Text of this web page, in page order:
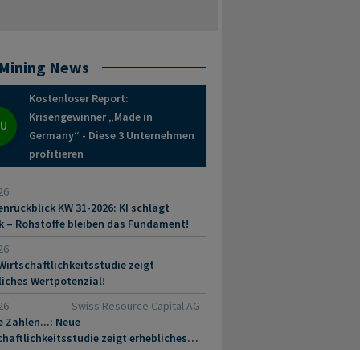
News
Kostenloser Report:
Krisengewinner „Made in
Germany“ - Diese 3 Unternehmen
profitieren
KW 31-2026: KI schlägt
– Rohstoffe bleiben das Fundament!
zeigt
Wertpotenzial!
Swiss Resource Capital AG
Zahlen...: Neue
zeigt erhebliches